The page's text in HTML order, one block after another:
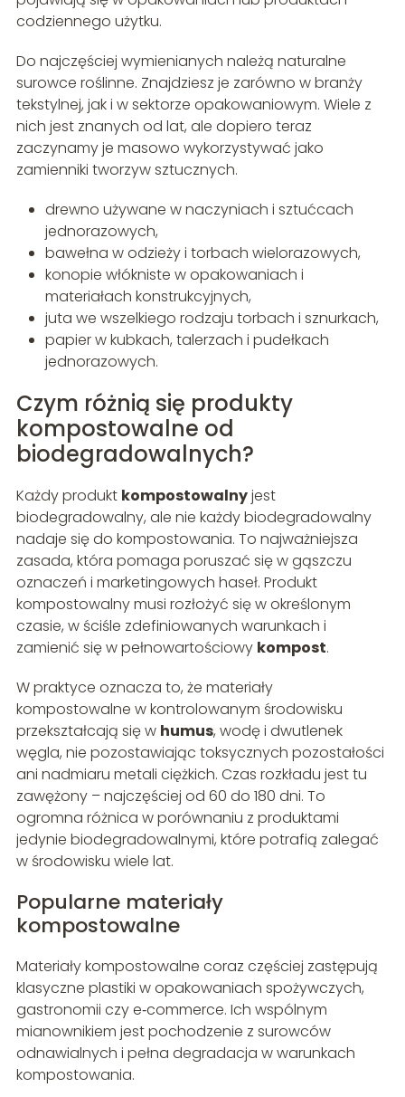
codziennego użytku.
Do najczęściej wymienianych należą naturalne
surowce roślinne. Znajdziesz je zarówno w branży
tekstylnej, jak i w sektorze opakowaniowym. Wiele z
nich jest znanych od lat, ale dopiero teraz
zaczynamy je masowo wykorzystywać jako
zamienniki tworzyw sztucznych.
drewno używane w naczyniach i sztućcach
jednorazowych,
bawełna w odzieży i torbach wielorazowych,
konopie włókniste w opakowaniach i
materiałach konstrukcyjnych,
juta we wszelkiego rodzaju torbach i sznurkach,
papier w kubkach, talerzach i pudełkach
jednorazowych.
Czym różnią się produkty
kompostowalne od
biodegradowalnych?
Każdy produkt kompostowalnyjest
biodegradowalny, ale nie każdy biodegradowalny
nadaje się do kompostowania. To najważniejsza
zasada, która pomaga poruszać się w gąszczu
oznaczeń i marketingowych haseł. Produkt
kompostowalny musi rozłożyć się w określonym
czasie, w ściśle zdefiniowanych warunkach i
zamienić się w pełnowartościowy kompost.
W praktyce oznacza to, że materiały
kompostowalne w kontrolowanym środowisku
przekształcają się w humus, wodę i dwutlenek
węgla, nie pozostawiając toksycznych pozostałości
ani nadmiaru metali ciężkich. Czas rozkładu jest tu
zawężony – najczęściej od 60 do 180 dni. To
ogromna różnica w porównaniu z produktami
jedynie biodegradowalnymi, które potrafią zalegać
w środowisku wiele lat.
Popularne materiały
kompostowalne
Materiały kompostowalne coraz częściej zastępują
klasyczne plastiki w opakowaniach spożywczych,
gastronomii czy e‑commerce. Ich wspólnym
mianownikiem jest pochodzenie z surowców
odnawialnych i pełna degradacja w warunkach
kompostowania.